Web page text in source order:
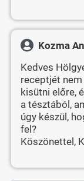
Kozma
Kedves
receptjét
kisütni előre,
a tésztából,
úgy készül,
fel?
Köszönettel,